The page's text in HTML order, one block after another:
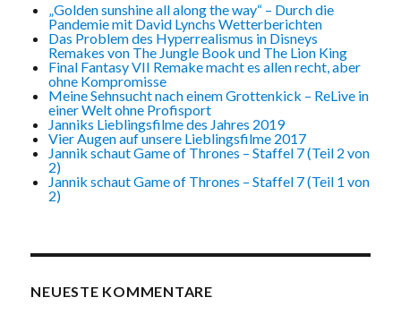
„Golden sunshine all along the way“ – Durch die
Pandemie mit David Lynchs Wetterberichten
Das Problem des Hyperrealismus in Disneys
Remakes von The Jungle Book und The Lion King
Final Fantasy VII Remake macht es allen recht, aber
ohne Kompromisse
Meine Sehnsucht nach einem Grottenkick – ReLive in
einer Welt ohne Profisport
Janniks Lieblingsfilme des Jahres 2019
Vier Augen auf unsere Lieblingsfilme 2017
Jannik schaut Game of Thrones – Staffel 7 (Teil 2 von
2)
Jannik schaut Game of Thrones – Staffel 7 (Teil 1 von
2)
NEUESTE KOMMENTARE